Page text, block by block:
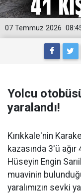
07 Temmuz 2026
Yolcu
yaralandı!
Kırıkkale'nin
kazasında 3'ü ağır
Hüseyin Engin
muavinin
yaralımızın sevki